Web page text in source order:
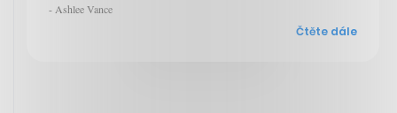
- Ashlee Vance
Čtěte dále